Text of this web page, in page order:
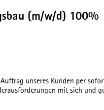
(m/w/d) 100%
unseres Kunden per
mit sich und